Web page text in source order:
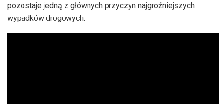
pozostaje jedną z głównych przyczyn najgroźniejszych
wypadków drogowych.